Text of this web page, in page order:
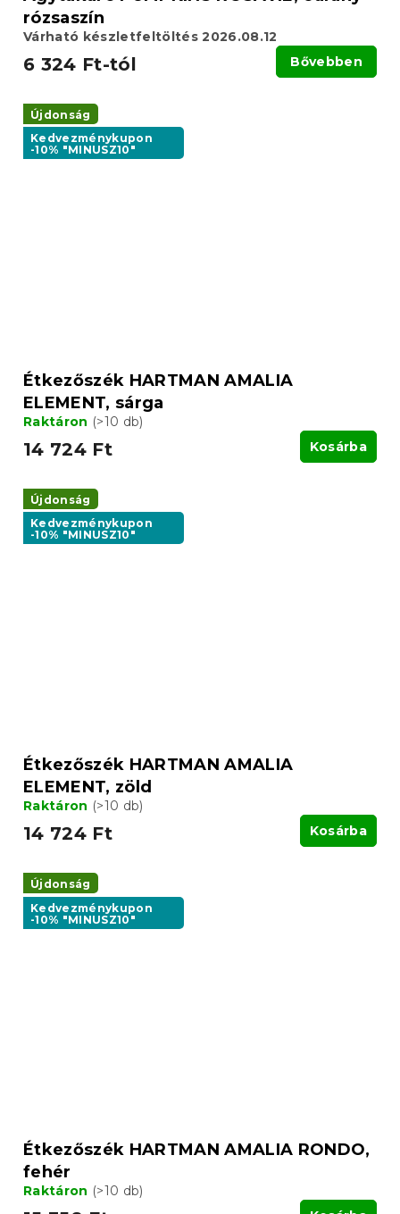
rózsaszín
Várható készletfeltöltés 2026.08.12
6 324 Ft-tól Bővebben
Újdonság
Kedvezménykupon
-10% "MINUSZ10"
Étkezőszék HARTMAN AMALIA
ELEMENT, sárga
Raktáron (>10 db)
14 724 Ft Kosárba
Újdonság
Kedvezménykupon
-10% "MINUSZ10"
Étkezőszék HARTMAN AMALIA
ELEMENT, zöld
Raktáron (>10 db)
14 724 Ft Kosárba
Újdonság
Kedvezménykupon
-10% "MINUSZ10"
Étkezőszék HARTMAN AMALIA RONDO,
fehér
Raktáron (>10 db)